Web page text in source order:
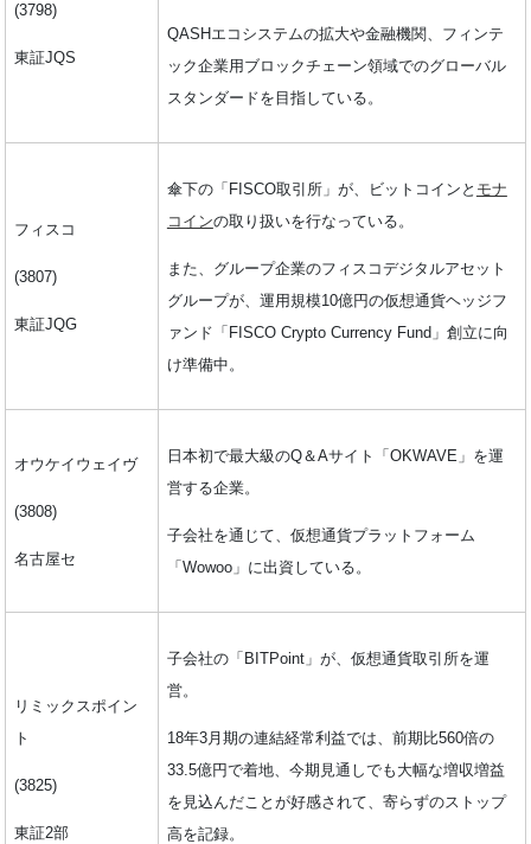
(3798)
東証JQS
QASHエコシステムの拡大や金融機関、フィンテ
ック企業用ブロックチェーン領域でのグローバル
スタンダードを目指している。
フィスコ
(3807)
東証JQG
傘下の「FISCO取引所」が、ビットコインと モナ
コインの取り扱いを行なっている。
また、グループ企業のフィスコデジタルアセット
グループが、運用規模10億円の仮想通貨ヘッジフ
ァンド「FISCO Crypto Currency Fund」創立に向
け準備中。
オウケイウェイヴ
(3808)
名古屋セ
日本初で最大級のQ＆Aサイト「OKWAVE」を運
営する企業。
子会社を通じて、仮想通貨プラットフォーム
「Wowoo」に出資している。
リミックスポイン
ト
(3825)
東証2部
子会社の「BITPoint」が、仮想通貨取引所を運
営。
18年3月期の連結経常利益では、前期比560倍の
33.5億円で着地、今期見通しでも大幅な増収増益
を見込んだことが好感されて、寄らずのストップ
高を記録。